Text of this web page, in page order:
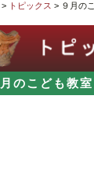
> トピックス > ９月の
９月のこども教